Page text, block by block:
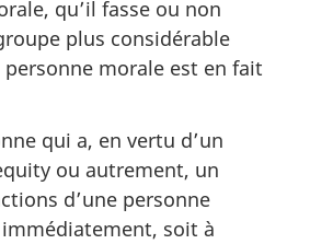
qu’il fasse ou non
plus considérable
morale est en fait
qui a, en vertu d’un
ou autrement, un
d’une personne
soit à